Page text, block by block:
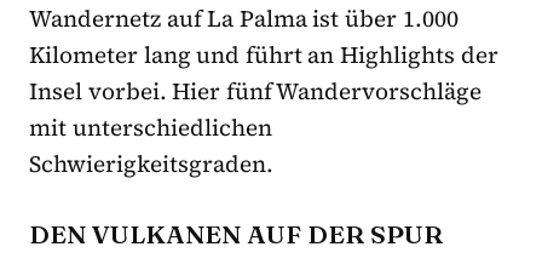
Wandernetz auf La Palma ist über 1.000
Kilometer lang und führt an Highlights der
Insel vorbei. Hier fünf Wandervorschläge
mit unterschiedlichen
Schwierigkeitsgraden.
DEN VULKANEN AUF DER SPUR